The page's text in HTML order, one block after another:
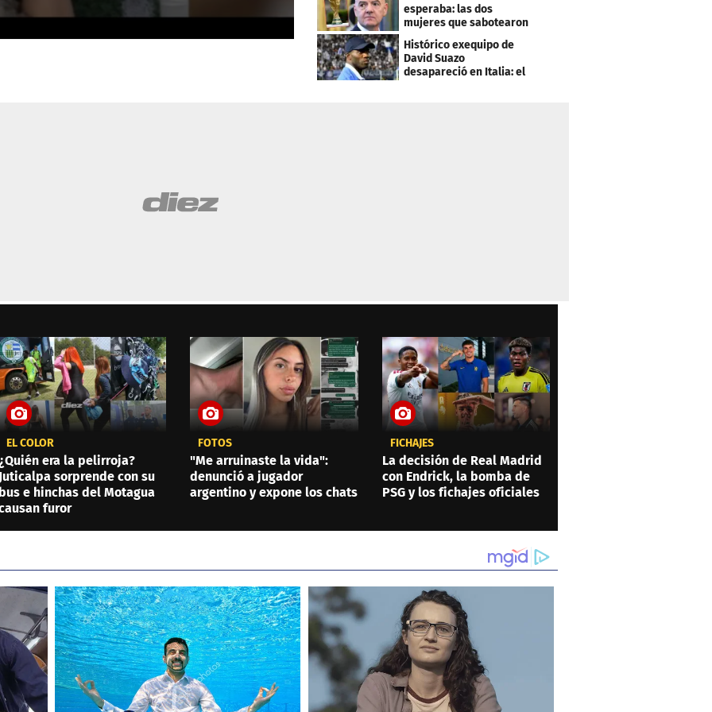
esperaba: las dos
mujeres que sabotearon
sus planes con el
Mundial
Histórico exequipo de
David Suazo
desapareció en Italia: el
EL COLOR
era la pelirroja?
Juticalpa sorprende con su
bus e hinchas del Motagua
furor
FOTOS
"Me arruinaste la vida":
denunció a jugador
argentino y expone los chats
FICHAJES
La decisión de Real Madrid
con Endrick, la bomba de
PSG y los fichajes oficiales